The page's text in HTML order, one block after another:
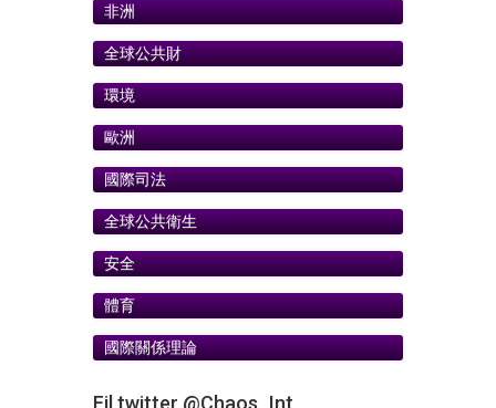
非洲
全球公共財
環境
歐洲
國際司法
全球公共衛生
安全
體育
國際關係理論
Fil twitter @Chaos_Int